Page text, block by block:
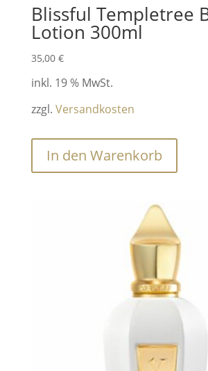
Blissful Templetree
Lotion 300ml
35,00 €
inkl. 19 % MwSt.
zzgl. Versandkosten
In den Warenkorb